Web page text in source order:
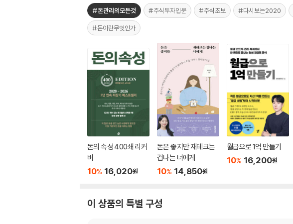
#돈관리의모든것 #주식투자입문 #주식초보 #다시보는2020
#돈이란무엇인가
돈의 속성 400쇄 리커
버
10% 16,020원
돈은 좋지만 재테크는
겁나는 너에게
10% 14,850원
월급으로 1억 만들기
10% 16,200원
이 상품의 특별 구성